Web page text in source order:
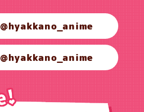
@hyakkano_anime
@hyakkano_anime